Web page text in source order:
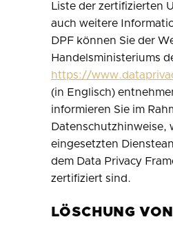
Liste der zertifizierten
auch weitere
DPF können Sie der
Handelsministeriums
https://
(in Englisch)
informieren Sie im
Datenschutzhinweise,
eingesetzten
dem Data Privacy
zertifiziert sind.
LÖSCHUNG